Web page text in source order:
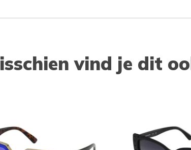
vind je dit